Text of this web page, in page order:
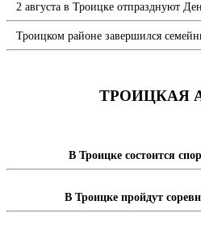
2 августа в Троицке отпразднуют
Троицком районе завершился
ТРОИЦКАЯ
В Троицке состоится
В Троицке пройдут